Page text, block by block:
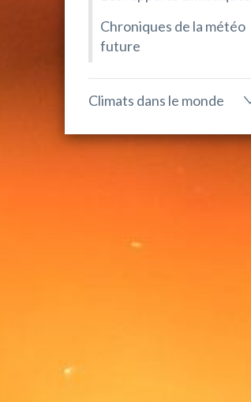
Chroniques de la météo
future
Climats dans le monde